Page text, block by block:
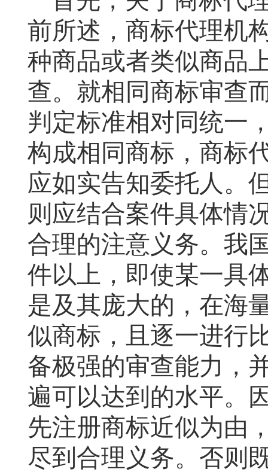
前所述，商标代理机
种商品或者类似商品
查。就相同商标审查
判定标准相对同统一
构成相同商标，商标
应如实告知委托人。
则应结合案件具体情
合理的注意义务。我
件以上，即使某一具
是及其庞大的，在海
似商标，且逐一进行
备极强的审查能力，
遍可以达到的水平。
先注册商标近似为由
尽到合理义务。否则